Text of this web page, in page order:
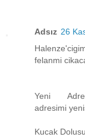
Adsız 26
felanmi
Yeni
adresimi
Kucak